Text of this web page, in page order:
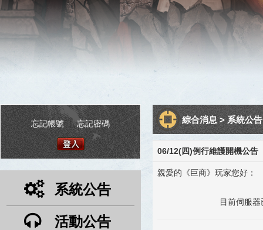
註冊會員
忘記帳號 | 忘記密碼
系統公告
活動公告
綜合消息 > 系統公
06/12(四)例行維護開機公告
親愛的《巨商》玩家您好：
目前伺服